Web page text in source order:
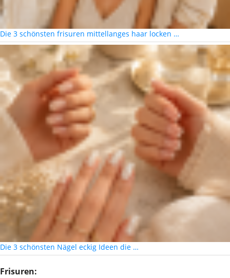
Die 3 schönsten frisuren mittellanges haar locken …
Die 3 schönsten Nägel eckig Ideen die …
Frisuren: